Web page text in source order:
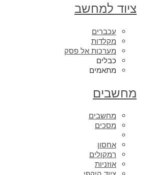
ציוד למחשב
עכברים
מקלדות
מערכות אל פסק
כבלים
מתאמים
מחשבים
מחשבים
מסכים
אחסון
רמקולים
אוזניות